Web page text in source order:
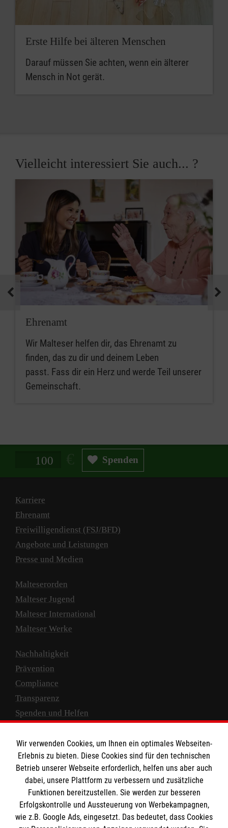
Erste Hilfe bei älteren Menschen
Darauf müssen Sie achten, wenn ein älterer
Mensch in Not gerät.
Vielleicht interessiert Sie auch... ?
Ehrenamt
Wir Malteser helfen dir, das Ehrenamt zu
finden, das zu dir und deinem Leben
passt. Fass dir ein Herz und werde Teil unserer
Gemeinschaft.
Spendenbetrag in Euro Spenden
Karriere
Ehrenamt
Freiwilligendienst (FSJ/BFD)
Angebote und Leistungen
Presse und Medien
Malteserorden
Malteser Jugend
Malteser International
Malteser Werke
Nachhaltigkeit
Prävention
Compliance
Transparenz
Spenden und Helfen
Empfänger: Malteser Hilfsdienst e.V.
IBAN: DE10 3706 0120 1201 2000 12
BIC: GENODED 1PA7
Wir verwenden Cookies, um Ihnen ein optimales Webseiten-
Erlebnis zu bieten. Diese Cookies sind für den technischen
Betrieb unserer Webseite erforderlich, helfen uns aber auch
dabei, unsere Plattform zu verbessern und zusätzliche
Funktionen bereitzustellen. Sie werden zur besseren
Erfolgskontrolle und Aussteuerung von Werbekampagnen,
wie z.B. Google Ads, eingesetzt. Das bedeutet, dass Cookies